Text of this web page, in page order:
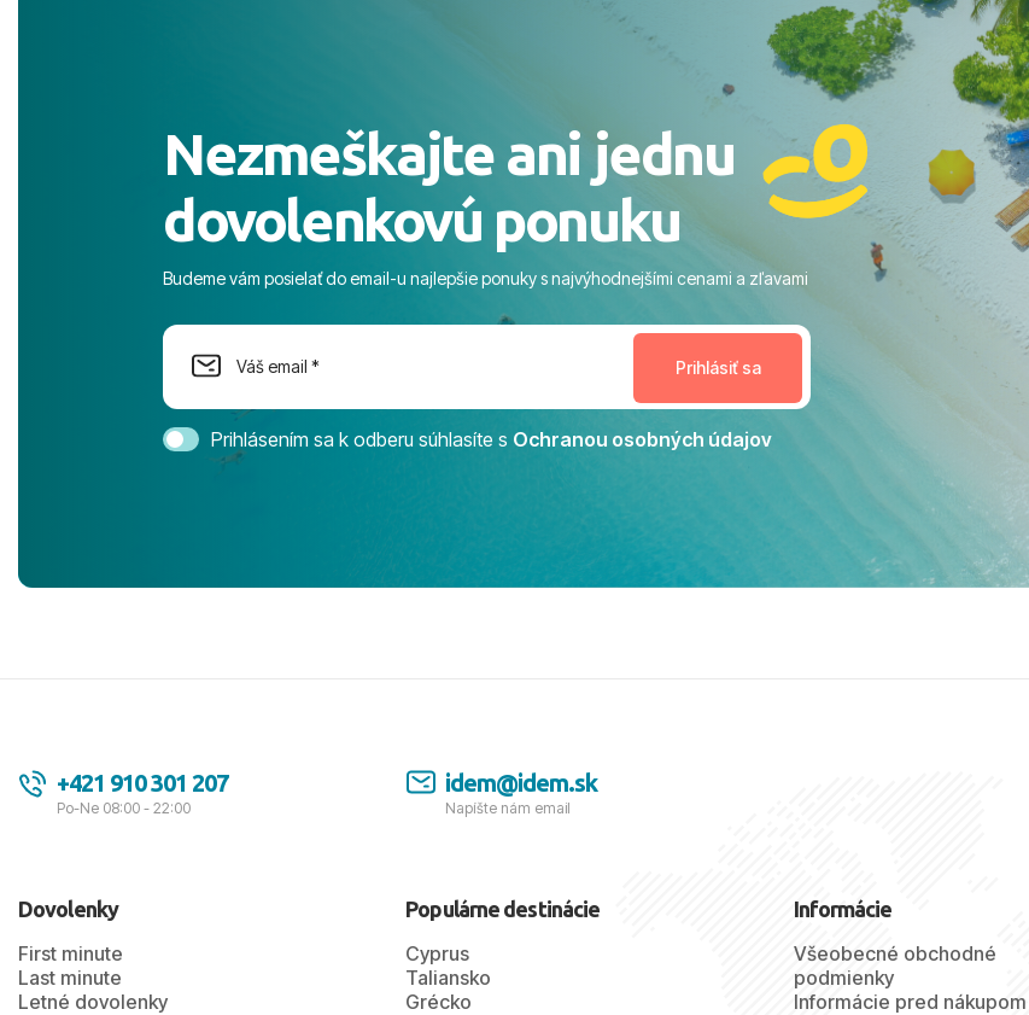
čierneho! ​Čo nás dostalo najviac: ​Skvelé
ochotní a starostliví ľudia. ​Gastro zážitok:
celého dňa. ​Areál a pláž: Nádherné, čisté
prostredie, veľa zelene a udržiavaná pláž
s pozvoľným vstupom do mora a teple
more. ​Program: Skvelé animácie a
na moment nenudil, no zároveň bol
dostatok priestoru na dokonalý relax. ​
Magic Life Jacaranda môžeme s čistým
svedomím odporučiť každému, kto hľadá
bezstarostnú dovolenku na vysokej
úrovni. Všetko bolo zabezpečené na
tešíme, kam s nami vyrazíte nabudúce!
Ďakujeme za skvelé spomienky. ​S
pozdravom a prianím mnohých ďalších
Nezmeškajte ani jednu
dovolenkovú ponuku
Budeme vám posielať do email-u najlepšie ponuky s najvýhodnejšími cenami a zľavami
Prihlásením sa k odberu súhlasíte s Ochranou osobných údajov
+421 910 301 207
Po-Ne 08:00 - 22:00
idem@idem.sk
Napíšte nám email
Dovolenky
First minute
Last minute
Letné dovolenky
Populárne destinácie
Cyprus
Taliansko
Grécko
Informácie
Všeobecné obchodné
podmienky
Informácie pred nákupom